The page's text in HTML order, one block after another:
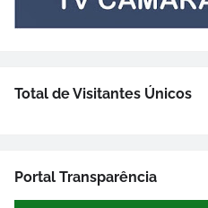
Total de Visitantes Únicos
Portal Transparência